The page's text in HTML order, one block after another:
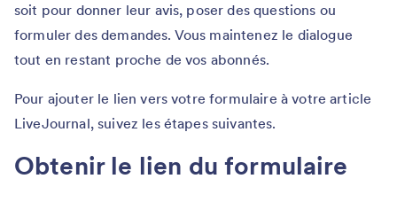
soit pour donner leur avis, poser des questions ou
formuler des demandes. Vous maintenez le dialogue
tout en restant proche de vos abonnés.
Pour ajouter le lien vers votre formulaire à votre article
LiveJournal, suivez les étapes suivantes.
Obtenir le lien du formulaire